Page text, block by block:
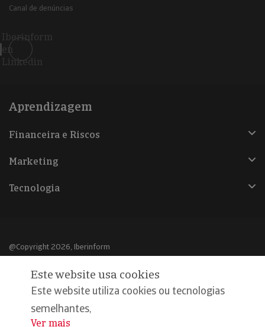
Canal de denúncias
Iberinform
en
Linkedin
Aprendizagem
Financeira e Riscos
Marketing
Tecnologia
@Copyright 2026, Iberinform
Aviso legal
Política de cookies
Declaração de privacidade
Este website usa cookies
Este website utiliza cookies ou tecnologias
semelhantes,
...
Ver mais